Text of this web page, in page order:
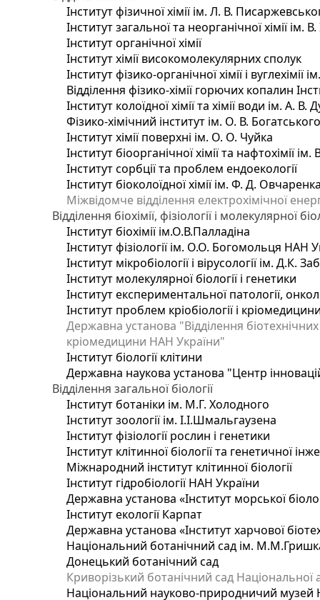
Інститут фізичної хімії ім. Л. В.
Інститут загальної та неорганічної хімії ім.
Інститут органічної хімії
Інститут хімії високомолекулярних сполук
Інститут фізико-органічної хімії і
Відділення фізико-хімії горючих копалин
Інститут колоїдної хімії та хімії води ім. А.
Фізико-хімічний інститут ім. О. В.
Інститут хімії поверхні ім. О. О. Чуйка
Інститут біоорганічної хімії та нафтохімії
Інститут сорбції та проблем ендоекології
Інститут біоколоїдної хімії ім. Ф. Д.
Міжвідомче відділення електрохімічної
Відділення біохімії, фізіології і молекулярної
Інститут біохімії ім.О.В.Палладіна
Інститут фізіології ім. О.О. Богомольця НАН
Інститут мікробіології і вірусології ім. Д.К.
Інститут молекулярної біології і генетики
Інститут експериментальної патології,
Інститут проблем кріобіології і
Державна установа "Відділення
кріомедицини НАН України"
Інститут біології клітини
Державна наукова установа "Центр
Відділення загальної біології
Інститут ботаніки ім. М.Г. Холодного
Інститут зоології ім. І.І.Шмальгаузена
Інститут фізіології рослин і генетики
Інститут клітинної біології та генетичної
Міжнародний інститут клітинної біології
Інститут гідробіології НАН України
Державна установа «Інститут морської
Інститут екології Карпат
Державна установа «Інститут харчової
Національний ботанічний сад ім.
Донецький ботанічний сад
Криворізький ботанічний сад Національної
Національний науково-природничий музей